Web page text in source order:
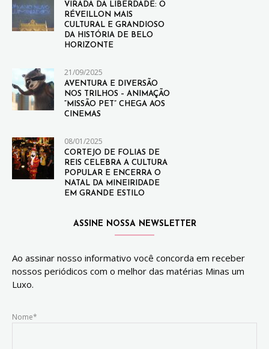
VIRADA DA LIBERDADE: O
RÉVEILLON MAIS
CULTURAL E GRANDIOSO
DA HISTÓRIA DE BELO
HORIZONTE
21/09/2025
AVENTURA E DIVERSÃO
NOS TRILHOS – ANIMAÇÃO
“MISSÃO PET” CHEGA AOS
CINEMAS
08/01/2025
CORTEJO DE FOLIAS DE
REIS CELEBRA A CULTURA
POPULAR E ENCERRA O
NATAL DA MINEIRIDADE
EM GRANDE ESTILO
ASSINE NOSSA NEWSLETTER
Ao assinar nosso informativo você concorda em receber
nossos periódicos com o melhor das matérias Minas um
Luxo.
Nome*